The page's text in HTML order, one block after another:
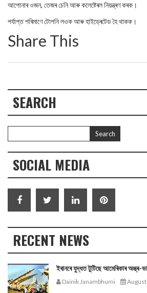
আপোনাৰ ওজন, তেজৰ চেনি আৰু কলেষ্টেৰল নিয়ন্ত্ৰণ কৰক।
পৰ্যাপ্ত পৰিমাণে টোপনি লওক আৰু হাইড্ৰেটেড হৈ থাকক।
Share This
SEARCH
SOCIAL MEDIA
RECENT NEWS
ইৰানৰে যুদ্ধত টুটিছে আমেৰিকাৰ অস্ত্ৰ-
Dainik Janambhumi